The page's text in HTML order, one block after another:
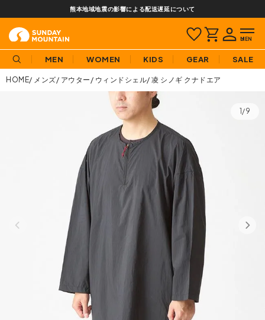
熊本地域地震の影響による配送遅延について
MEN WOMEN KIDS GEAR SALE
HOME メンズ アウター ウィンドシェル 凌 シノギ クナドエア
1/9